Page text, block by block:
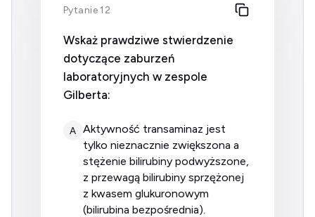
Pytanie 12
Wskaż prawdziwe stwierdzenie
dotyczące zaburzeń
laboratoryjnych w zespole
Gilberta:
A
aktywność transaminaz jest
tylko nieznacznie zwiększona a
stężenie bilirubiny podwyższone,
z przewagą bilirubiny sprzężonej
z kwasem glukuronowym
(bilirubina bezpośrednia).